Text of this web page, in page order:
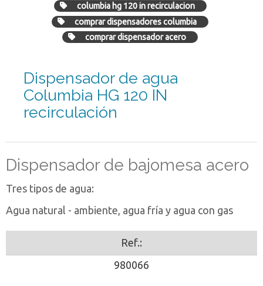
columbia hg 120 in recirculacion
comprar dispensadores columbia
comprar dispensador acero
Dispensador de agua
Columbia HG 120 IN
recirculación
Dispensador de bajomesa acero
Tres tipos de agua:
Agua natural - ambiente, agua fría y agua con gas
Ref.:
980066